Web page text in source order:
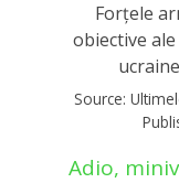
Forţele
obiective
Source:
Adio,